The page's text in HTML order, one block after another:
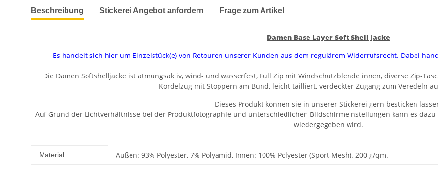
weitere Registerkarten anzeigen
Beschreibung Stickerei Angebot anfordern Frage zum Artikel
Damen Base Layer Soft Shell Jacke
Es handelt sich hier um Einzelstück(e) von Retouren unserer Kunden aus dem regulärem Widerrufsrecht. Dabei
Die Damen Softshelljacke ist atmungsaktiv, wind- und wasserfest, Full Zip mit Windschutzblende innen, diverse Zip-
Kordelzug mit Stoppern am Bund, leicht tailliert, verdeckter Zugang zum Veredeln
Dieses Produkt können sie in unserer Stickerei gern besticken
Auf Grund der Lichtverhältnisse bei der Produktfotographie und unterschiedlichen Bildschirmeinstellungen kann es
wiedergegeben wird.
Produkteigenschaft
Wert
Material: Außen: 93% Polyester, 7% Polyamid, Innen: 100% Polyester (Sport-Mesh). 200 g/qm.